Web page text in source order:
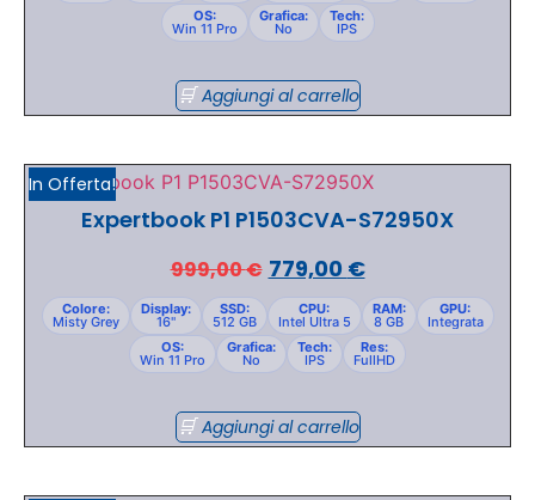
OS:
Win 11 Pro
Grafica:
No
Tech:
IPS
Aggiungi al carrello
In Offerta!
Expertbook P1 P1503CVA-S72950X
999,00€ 779,00 €
Colore:
Misty Grey
Display:
16"
SSD:
512 GB
CPU:
Intel Ultra 5
RAM:
8 GB
GPU:
Integrata
OS:
Win 11 Pro
Grafica:
No
Tech:
IPS
Res:
FullHD
Aggiungi al carrello